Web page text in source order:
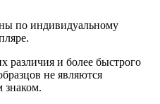
по индивидуальному
различия и более быстрого
не являются
знаком.